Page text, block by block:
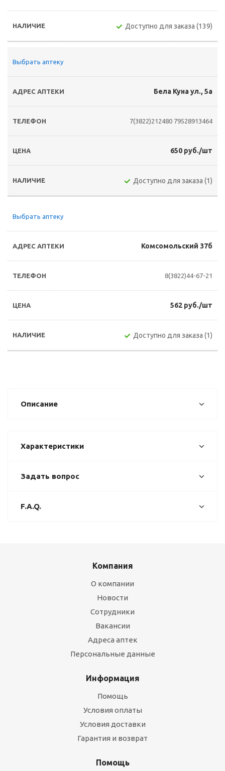
Доступно для заказа (139)
Выбрать аптеку
Бела Куна ул., 5а
7(3822)212480 79528913464
650 руб./шт
Доступно для заказа (1)
Выбрать аптеку
Комсомольский 37б
8(3822)44-67-21
562 руб./шт
Доступно для заказа (1)
Описание
Характеристики
Задать вопрос
F.A.Q.
Компания
О компании
Новости
Сотрудники
Вакансии
Адреса аптек
Персональные данные
Информация
Помощь
Условия оплаты
Условия доставки
Гарантия и возврат
Помощь